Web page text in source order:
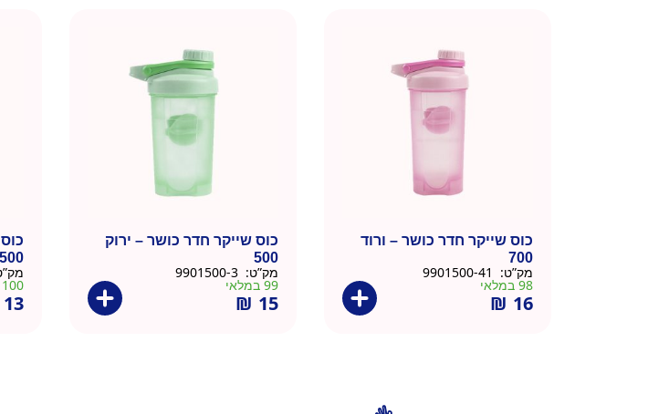
כוס שייקר חדר כושר – ורוד
700
מק”ט:
98 במלאי
₪ 16
כוס שייקר חדר כושר – ירוק
500
מק”ט:
99 במלאי
₪ 15
500
100 במלאי
13